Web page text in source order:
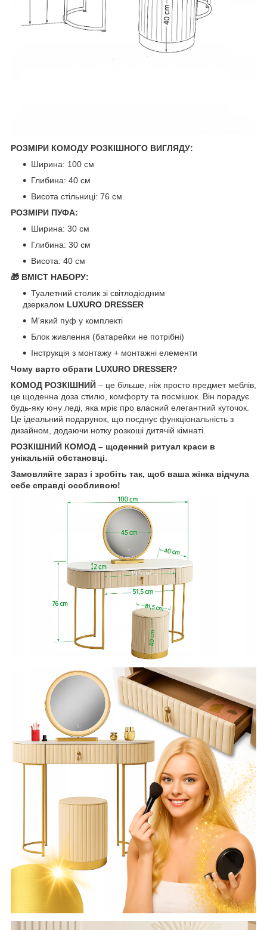
РОЗМІРИ КОМОДУ РОЗКІШНОГО ВИГЛЯДУ:
Ширина: 100 см
Глибина: 40 см
Висота стільниці: 76 см
РОЗМІРИ ПУФА:
Ширина: 30 см
Глибина: 30 см
Висота: 40 см
🎁 ВМІСТ НАБОРУ:
Туалетний столик зі світлодіодним
дзеркалом LUXURO DRESSER
М'який пуф у комплекті
Блок живлення (батарейки не потрібні)
Інструкція з монтажу + монтажні елементи
Чому варто обрати LUXURO DRESSER?
КОМОД РОЗКІШНИЙ – це більше, ніж просто предмет меблів,
це щоденна доза стилю, комфорту та посмішок. Він порадує
будь-яку юну леді, яка мріє про власний елегантний куточок.
Це ідеальний подарунок, що поєднує функціональність з
дизайном, додаючи нотку розкоші дитячій кімнаті.
РОЗКІШНИЙ КОМОД – щоденний ритуал краси в
унікальній обстановці.
Замовляйте зараз і зробіть так, щоб ваша жінка відчула
себе справді особливою!